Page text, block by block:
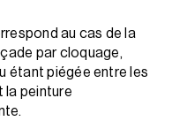
au cas de la
par cloquage,
étant piégée entre les
la peinture